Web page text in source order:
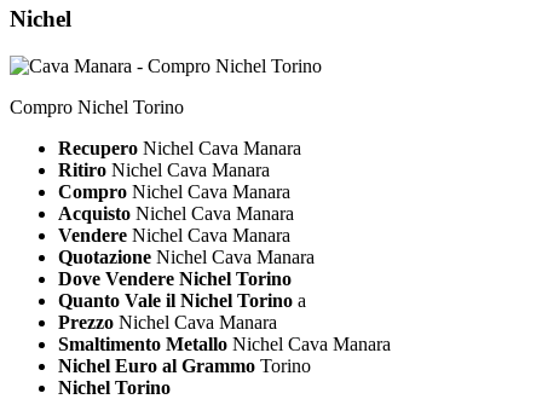
Nichel
Compro Nichel Torino
Recupero Nichel Cava Manara
Ritiro Nichel Cava Manara
Compro Nichel Cava Manara
Acquisto Nichel Cava Manara
Vendere Nichel Cava Manara
Quotazione Nichel Cava Manara
Dove Vendere Nichel Torino
Quanto Vale il Nichel Torino a
Prezzo Nichel Cava Manara
Smaltimento Metallo Nichel Cava Manara
Nichel Euro al Grammo Torino
Nichel Torino